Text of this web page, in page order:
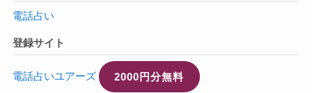
電話占い
登録サイト
電話占いユアーズ 2000円分無料